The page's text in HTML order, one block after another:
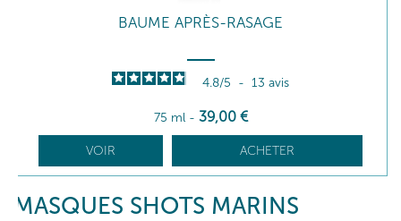
BAUME APRÈS-RASAGE
4.8/5 - 13 avis
75 ml - 39,00 €
VOIR ACHETER
MASQUES SHOTS MARINS